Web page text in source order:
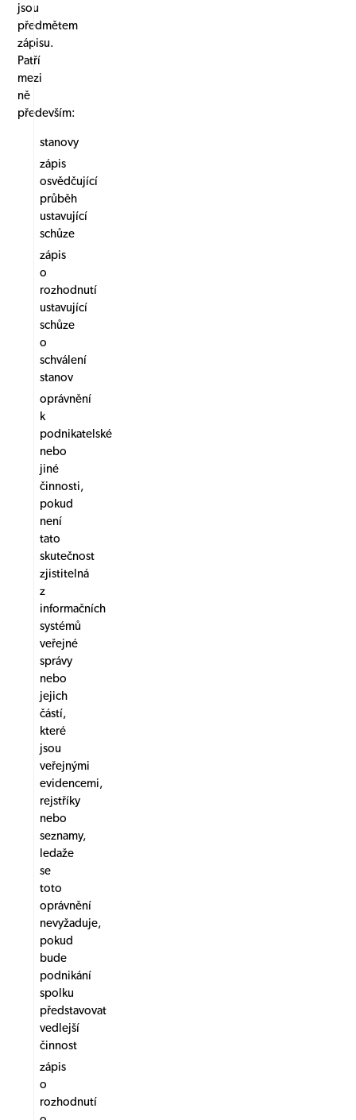
jsou
předmětem
zápisu.
Patří
mezi
ně
především:
stanovy
zápis
osvědčující
průběh
ustavující
schůze
zápis
o
rozhodnutí
ustavující
schůze
o
schválení
stanov
oprávnění
k
podnikatelské
nebo
jiné
činnosti,
pokud
není
tato
skutečnost
zjistitelná
z
informačních
systémů
veřejné
správy
nebo
jejich
částí,
které
jsou
veřejnými
evidencemi,
rejstříky
nebo
seznamy,
ledaže
se
toto
oprávnění
nevyžaduje,
pokud
bude
podnikání
spolku
představovat
vedlejší
činnost
zápis
o
rozhodnutí